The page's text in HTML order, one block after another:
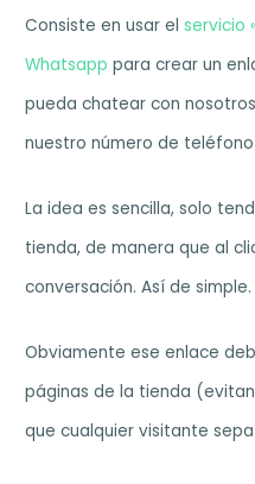
Consiste en usar elservicio
Whatsapp para crear un
pueda chatear con
nuestro número de
La idea es sencilla, solo
tienda, de manera que al
conversación. Así de simple.
Obviamente ese enlace
páginas de la tienda
que cualquier visitante